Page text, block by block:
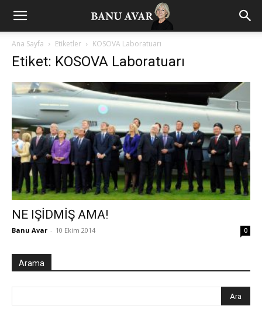
Ana Sayfa Etiketler KOSOVA Laboratuarı
Etiket: KOSOVA Laboratuarı
NE IŞİDMİŞ AMA!
Banu Avar - 10 Ekim 2014 0
Arama